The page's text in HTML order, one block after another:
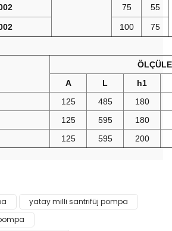
75 55
100 75
A
L
h1
125 485 180
125 595 180
125 595 200
ilk yorumu siz yapın!
resim, ürün açıklamalarında ve diğer
noktaları öneri formunu
iletebilirsiniz.
teşekkür ederiz.
yatay milli santrifüj pompa